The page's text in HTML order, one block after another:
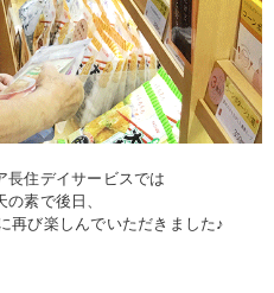
長住デイサービスでは
素で後日、
再び楽しんでいただきました♪